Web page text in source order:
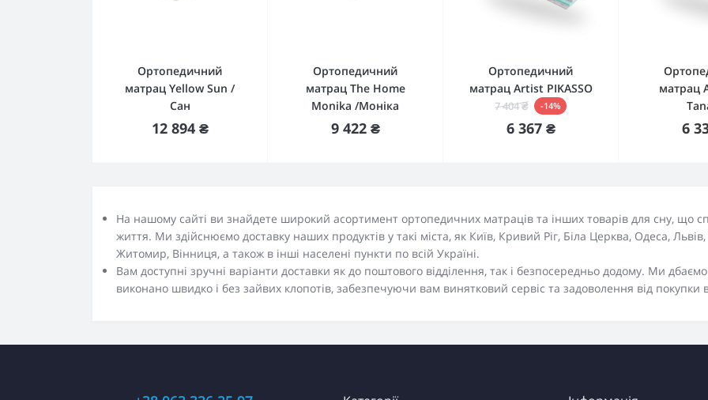
Ортопедичний
матрац Yellow Sun /
Сан
12 894 ₴
Купити
Ортопедичний
матрац The Home
Monika /Моніка
9 422 ₴
Купити
Ортопедичний
матрац Artist PIKASSO
7 404 ₴ -14%
6 367 ₴
Купити
матрац
6
Немає
На нашому сайті ви знайдете широкий асортимент ортопедичних матраців та інших товарів для сну, що
життя. Ми здійснюємо доставку наших продуктів у такі міста, як Київ, Кривий Ріг, Біла Церква, Одеса,
Житомир, Вінниця, а також в інші населені пункти по всій Україні.
Вам доступні зручні варіанти доставки як до поштового відділення, так і безпосередньо додому. Ми
виконано швидко і без зайвих клопотів, забезпечуючи вам винятковий сервіс та задоволення від покупки